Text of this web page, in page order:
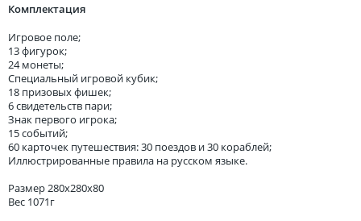
Комплектация
Игровое поле;
13 фигурок;
24 монеты;
Специальный игровой кубик;
18 призовых фишек;
6 свидетельств пари;
Знак первого игрока;
15 событий;
60 карточек путешествия: 30 поездов и 30 кораблей;
Иллюстрированные правила на русском языке.
Размер 280x280x80
Вес 1071г